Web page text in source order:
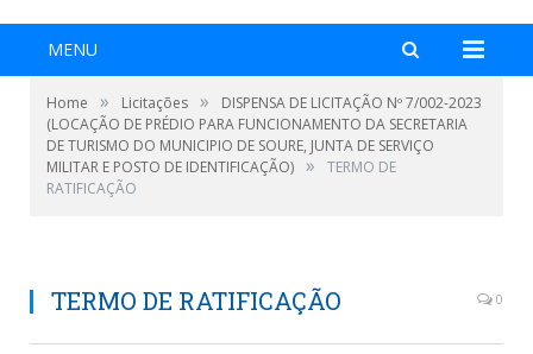
MENU
Home » Licitações »
DISPENSA DE LICITAÇÃO Nº 7/002-2023
(LOCAÇÃO DE PRÉDIO PARA FUNCIONAMENTO DA SECRETARIA
DE TURISMO DO MUNICIPIO DE SOURE, JUNTA DE SERVIÇO
MILITAR E POSTO DE IDENTIFICAÇÃO) »
TERMO DE
RATIFICAÇÃO
TERMO DE RATIFICAÇÃO 0